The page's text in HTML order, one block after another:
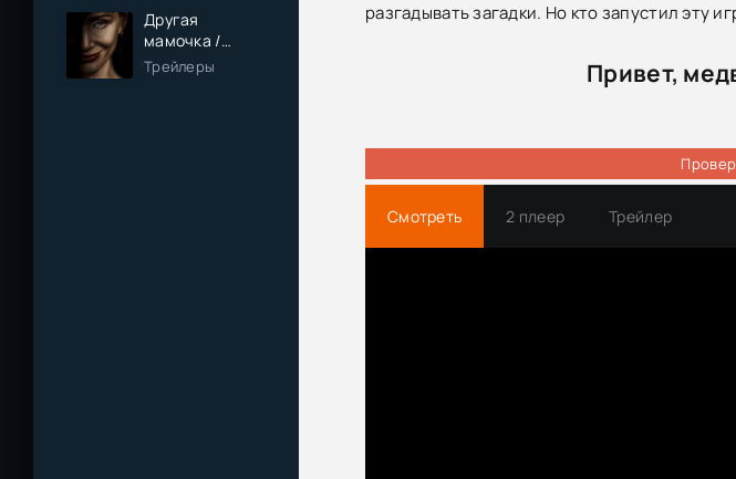
Другая
мамочка /
Чужая мама
(2026)
Трейлеры
разгадывать загадки. Но кто запустил эту
Привет,
Смотреть 2 плеер Трейлер